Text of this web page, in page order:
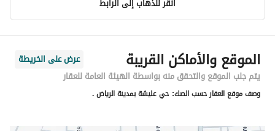
انقر للذهاب إلى الرابط
معلومات مسؤول الإعلان
اسم المسؤول
-
رقم المسؤول
-
الموقع والأماكن القريبة
عرض على الخريطة
يتم جلب الموقع والتحقق منه بواسطة الهيئة العامة للعقار
وصف موقع العقار حسب الصك: حي عليشة بمدينة الرياض .